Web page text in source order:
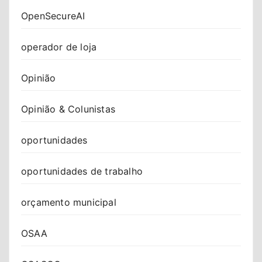
OpenSecureAI
operador de loja
Opinião
Opinião & Colunistas
oportunidades
oportunidades de trabalho
orçamento municipal
OSAA